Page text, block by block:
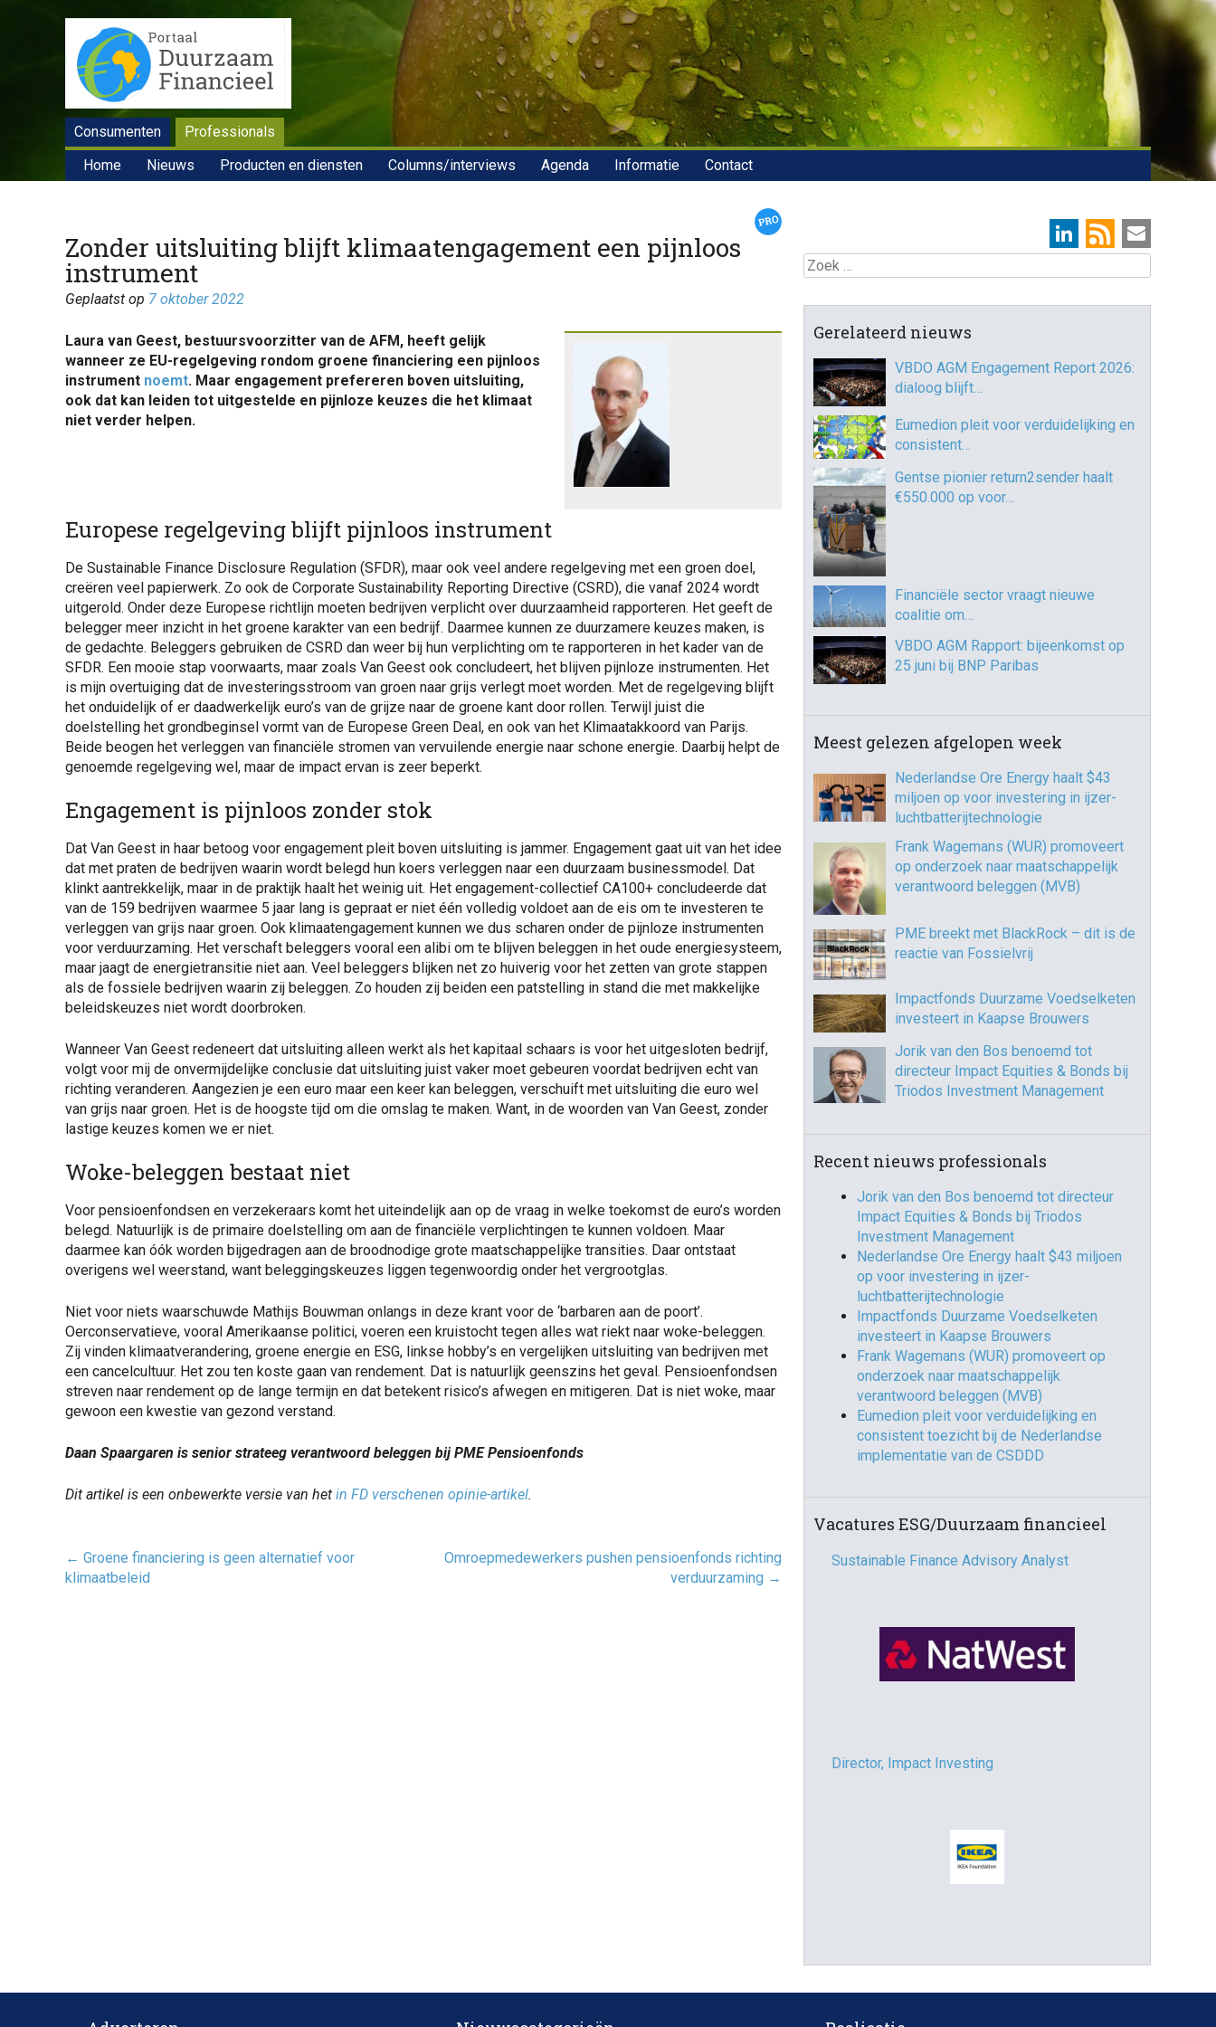
Consumenten
Professionals
Home
Nieuws Producten en diensten Columns/interviews Agenda Informatie Contact
Zonder uitsluiting blijft klimaatengagement een pijnloos
instrument
Geplaatst op 7 oktober 2022
Laura van Geest, bestuursvoorzitter van de AFM, heeft gelijk
wanneer ze EU-regelgeving rondom groene financiering een pijnloos
instrument noemt. Maar engagement prefereren boven uitsluiting,
ook dat kan leiden tot uitgestelde en pijnloze keuzes die het klimaat
niet verder helpen.
Europese regelgeving blijft pijnloos instrument
De Sustainable Finance Disclosure Regulation (SFDR), maar ook veel andere regelgeving met een groen doel,
creëren veel papierwerk. Zo ook de Corporate Sustainability Reporting Directive (CSRD), die vanaf 2024 wordt
uitgerold. Onder deze Europese richtlijn moeten bedrijven verplicht over duurzaamheid rapporteren. Het geeft de
belegger meer inzicht in het groene karakter van een bedrijf. Daarmee kunnen ze duurzamere keuzes maken, is
de gedachte. Beleggers gebruiken de CSRD dan weer bij hun verplichting om te rapporteren in het kader van de
SFDR. Een mooie stap voorwaarts, maar zoals Van Geest ook concludeert, het blijven pijnloze instrumenten. Het
is mijn overtuiging dat de investeringsstroom van groen naar grijs verlegt moet worden. Met de regelgeving blijft
het onduidelijk of er daadwerkelijk euro’s van de grijze naar de groene kant door rollen. Terwijl juist die
doelstelling het grondbeginsel vormt van de Europese Green Deal, en ook van het Klimaatakkoord van Parijs.
Beide beogen het verleggen van financiële stromen van vervuilende energie naar schone energie. Daarbij helpt de
genoemde regelgeving wel, maar de impact ervan is zeer beperkt.
Engagement is pijnloos zonder stok
Dat Van Geest in haar betoog voor engagement pleit boven uitsluiting is jammer. Engagement gaat uit van het idee
dat met praten de bedrijven waarin wordt belegd hun koers verleggen naar een duurzaam businessmodel. Dat
klinkt aantrekkelijk, maar in de praktijk haalt het weinig uit. Het engagement-collectief CA100+ concludeerde dat
van de 159 bedrijven waarmee 5 jaar lang is gepraat er niet één volledig voldoet aan de eis om te investeren te
verleggen van grijs naar groen. Ook klimaatengagement kunnen we dus scharen onder de pijnloze instrumenten
voor verduurzaming. Het verschaft beleggers vooral een alibi om te blijven beleggen in het oude energiesysteem,
maar jaagt de energietransitie niet aan. Veel beleggers blijken net zo huiverig voor het zetten van grote stappen
als de fossiele bedrijven waarin zij beleggen. Zo houden zij beiden een patstelling in stand die met makkelijke
beleidskeuzes niet wordt doorbroken.
Wanneer Van Geest redeneert dat uitsluiting alleen werkt als het kapitaal schaars is voor het uitgesloten bedrijf,
volgt voor mij de onvermijdelijke conclusie dat uitsluiting juist vaker moet gebeuren voordat bedrijven echt van
richting veranderen. Aangezien je een euro maar een keer kan beleggen, verschuift met uitsluiting die euro wel
van grijs naar groen. Het is de hoogste tijd om die omslag te maken. Want, in de woorden van Van Geest, zonder
lastige keuzes komen we er niet.
Woke-beleggen bestaat niet
Voor pensioenfondsen en verzekeraars komt het uiteindelijk aan op de vraag in welke toekomst de euro’s worden
belegd. Natuurlijk is de primaire doelstelling om aan de financiële verplichtingen te kunnen voldoen. Maar
daarmee kan óók worden bijgedragen aan de broodnodige grote maatschappelijke transities. Daar ontstaat
overigens wel weerstand, want beleggingskeuzes liggen tegenwoordig onder het vergrootglas.
Niet voor niets waarschuwde Mathijs Bouwman onlangs in deze krant voor de ‘barbaren aan de poort’.
Oerconservatieve, vooral Amerikaanse politici, voeren een kruistocht tegen alles wat riekt naar woke-beleggen.
Zij vinden klimaatverandering, groene energie en ESG, linkse hobby’s en vergelijken uitsluiting van bedrijven met
een cancelcultuur. Het zou ten koste gaan van rendement. Dat is natuurlijk geenszins het geval. Pensioenfondsen
streven naar rendement op de lange termijn en dat betekent risico’s afwegen en mitigeren. Dat is niet woke, maar
gewoon een kwestie van gezond verstand.
Daan Spaargaren is senior strateeg verantwoord beleggen bij PME Pensioenfonds
Dit artikel is een onbewerkte versie van het in FD verschenen opinie-artikel.
Post
navigatie
← Groene financiering is geen alternatief voor
klimaatbeleid
Omroepmedewerkers pushen pensioenfonds richting
verduurzaming →
Zoek
Gerelateerd nieuws
VBDO AGM Engagement Report 2026:
dialoog blijft…
Eumedion pleit voor verduidelijking en
consistent…
Gentse pionier return2sender haalt
€550.000 op voor…
Financiële sector vraagt nieuwe
coalitie om…
VBDO AGM Rapport: bijeenkomst op
25 juni bij BNP Paribas
Meest gelezen afgelopen week
Nederlandse Ore Energy haalt $43
miljoen op voor investering in ijzer-
luchtbatterijtechnologie
Frank Wagemans (WUR) promoveert
op onderzoek naar maatschappelijk
verantwoord beleggen (MVB)
PME breekt met BlackRock – dit is de
reactie van Fossielvrij
Impactfonds Duurzame Voedselketen
investeert in Kaapse Brouwers
Jorik van den Bos benoemd tot
directeur Impact Equities & Bonds bij
Triodos Investment Management
Recent nieuws professionals
Jorik van den Bos benoemd tot directeur
Impact Equities & Bonds bij Triodos
Investment Management
Nederlandse Ore Energy haalt $43 miljoen
op voor investering in ijzer-
luchtbatterijtechnologie
Impactfonds Duurzame Voedselketen
investeert in Kaapse Brouwers
Frank Wagemans (WUR) promoveert op
onderzoek naar maatschappelijk
verantwoord beleggen (MVB)
Eumedion pleit voor verduidelijking en
consistent toezicht bij de Nederlandse
implementatie van de CSDDD
Vacatures ESG/Duurzaam financieel
Sustainable Finance Advisory Analyst
Director, Impact Investing
Impact consultant (manager)